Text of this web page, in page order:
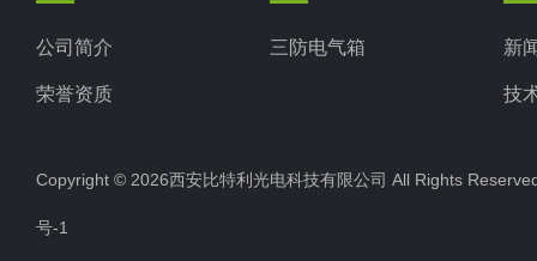
公司简介
荣誉资质
三防电气箱 新
技
Copyright © 2026西安比特利光电科技有限公司 All Rights
号-1